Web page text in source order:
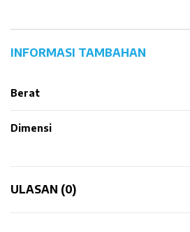
INFORMASI TAMBAHAN
Berat
Dimensi
ULASAN (0)